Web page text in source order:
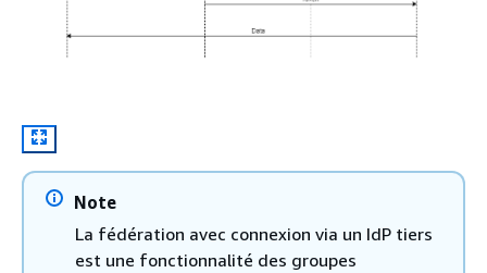
Note
La fédération avec connexion via un IdP tiers
est une fonctionnalité des groupes